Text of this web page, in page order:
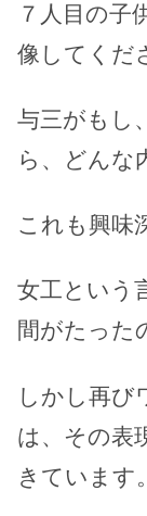
７人目の子
像してくだ
与三がもし
ら、どんな
これも興味
女工という
間がたった
しかし再び
は、その表
きています。